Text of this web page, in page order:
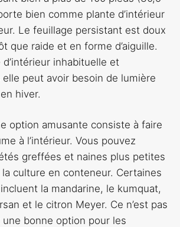
bien comme plante d’intérieur
Le feuillage persistant est doux
que raide et en forme d’aiguille.
d’intérieur inhabituelle et
peut avoir besoin de lumière
hiver.
option amusante consiste à faire
à l’intérieur. Vous pouvez
greffées et naines plus petites
culture en conteneur. Certaines
la mandarine, le kumquat,
et le citron Meyer. Ce n’est pas
bonne option pour les